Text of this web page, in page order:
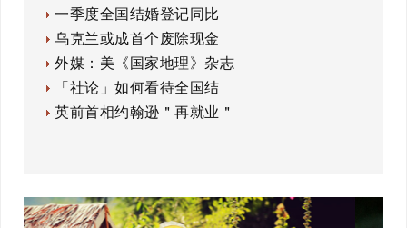
一季度全国结婚登记同比
乌克兰或成首个废除现金
外媒：美《国家地理》杂志
「社论」如何看待全国结
英前首相约翰逊＂再就业＂